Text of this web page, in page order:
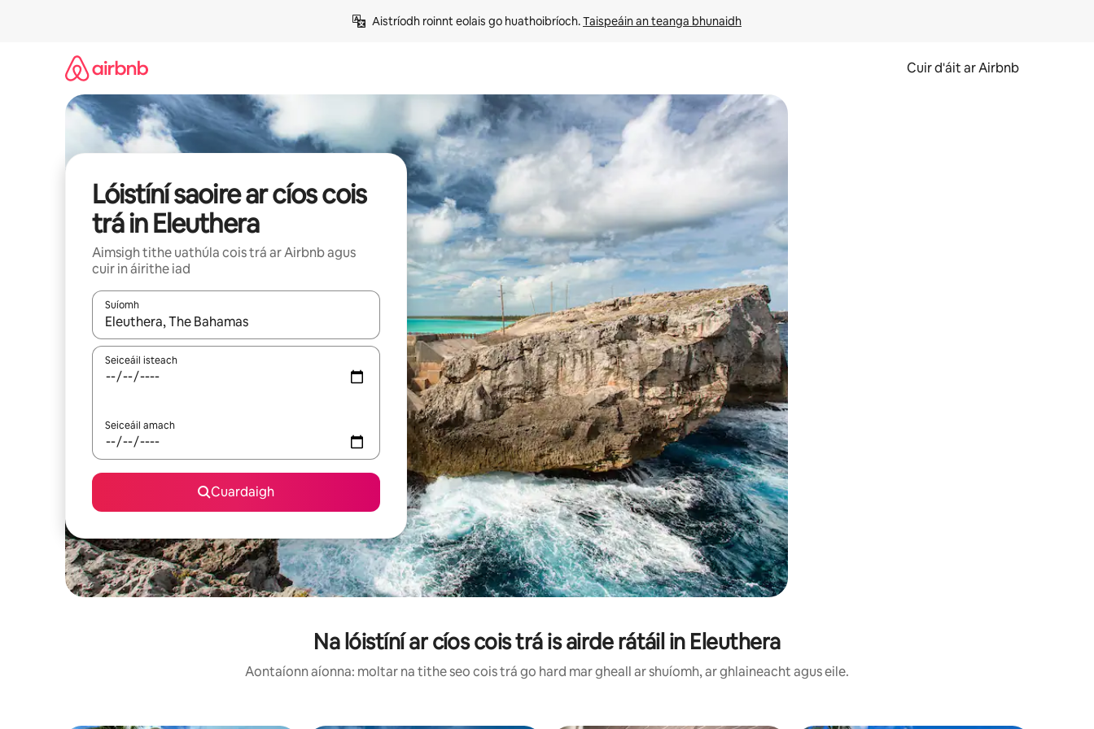
Aistríodh roinnt eolais go huathoibríoch. Taispeáin an teanga bhunaidh
Cuir d'áit ar Airbnb
Lóistíní saoire ar cíos cois
trá in Eleuthera
Aimsigh tithe uathúla cois trá ar Airbnb agus
cuir in áirithe iad
Suíomh
Nuair a bheidh torthaí ar fáil, déan nascleanúint le saigheadeochracha suas agus síos nó déan iniúchadh trí thadhall nó svaidhpeáil.
Seiceáil isteach
Seiceáil amach
Cuardaigh
Na lóistíní ar cíos cois trá is airde rátáil in Eleuthera
Aontaíonn aíonna: moltar na tithe seo cois trá go hard mar gheall ar shuíomh, ar ghlaineacht agus eile.